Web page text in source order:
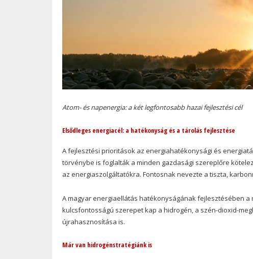
Atom- és napenergia: a két legfontosabb hazai fejlesztési cél
Elsődleges energiacél: a hatékonyság és a tárolás fejlesztése
A fejlesztési prioritások az energiahatékonysági és
törvénybe is foglalták a minden gazdasági szereplőre
az energiaszolgáltatókra. Fontosnak nevezte a tiszta,
A magyar energiaellátás hatékonyságának fejlesztésében
kulcsfontosságú szerepet kap a hidrogén, a szén-dioxid-
újrahasznosítása is.
Már van hidrogénstratégiánk is